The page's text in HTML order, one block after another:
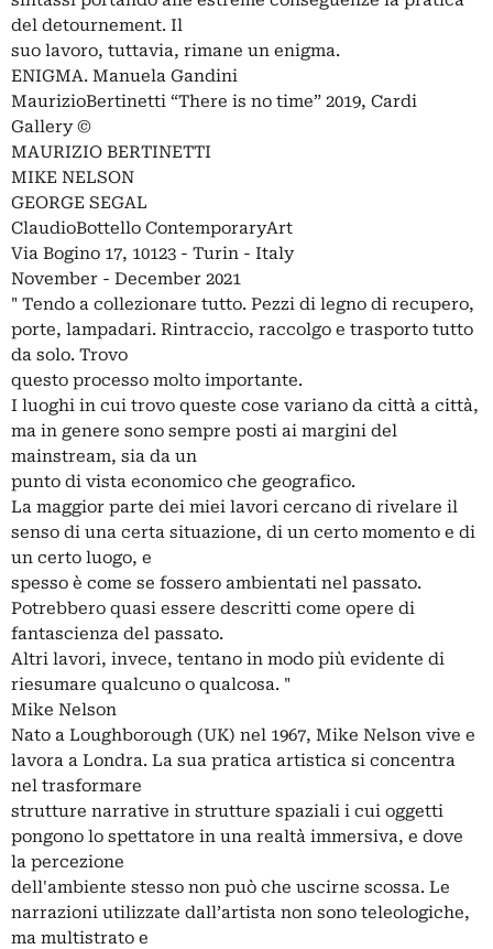
del detournement. Il
suo lavoro, tuttavia, rimane un enigma.
ENIGMA. Manuela Gandini
MaurizioBertinetti “There is no time” 2019, Cardi
Gallery ©
MAURIZIO BERTINETTI
MIKE NELSON
GEORGE SEGAL
ClaudioBottello ContemporaryArt
Via Bogino 17, 10123 - Turin - Italy
November - December 2021
" Tendo a collezionare tutto. Pezzi di legno di recupero,
porte, lampadari. Rintraccio, raccolgo e trasporto tutto
da solo. Trovo
questo processo molto importante.
I luoghi in cui trovo queste cose variano da città a città,
ma in genere sono sempre posti ai margini del
mainstream, sia da un
punto di vista economico che geografico.
La maggior parte dei miei lavori cercano di rivelare il
senso di una certa situazione, di un certo momento e di
un certo luogo, e
spesso è come se fossero ambientati nel passato.
Potrebbero quasi essere descritti come opere di
fantascienza del passato.
Altri lavori, invece, tentano in modo più evidente di
riesumare qualcuno o qualcosa. "
Mike Nelson
Nato a Loughborough (UK) nel 1967, Mike Nelson vive e
lavora a Londra. La sua pratica artistica si concentra
nel trasformare
strutture narrative in strutture spaziali i cui oggetti
pongono lo spettatore in una realtà immersiva, e dove
la percezione
dell'ambiente stesso non può che uscirne scossa. Le
narrazioni utilizzate dall’artista non sono teleologiche,
ma multistrato e